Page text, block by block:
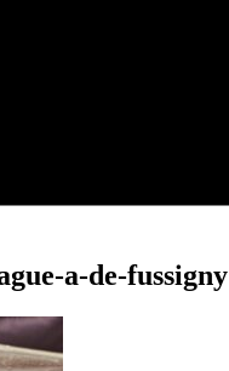
a-de-fussigny